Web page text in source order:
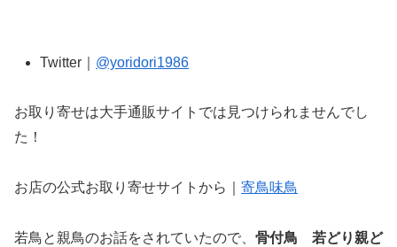
Twitter｜ @yoridori1986
お取り寄せは大手通販サイトでは見つけられませんでし
た！
お店の公式お取り寄せサイトから｜ 寄鳥味鳥
若鳥と親鳥のお話をされていたので、 骨付鳥 若どり親ど